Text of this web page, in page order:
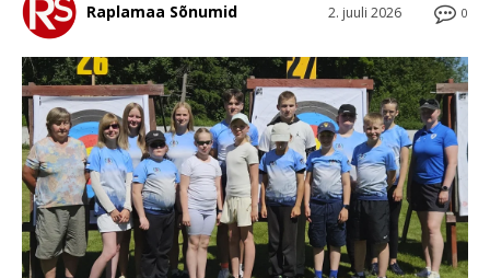
0
2. juuli 2026
Raplamaa Sõnumid